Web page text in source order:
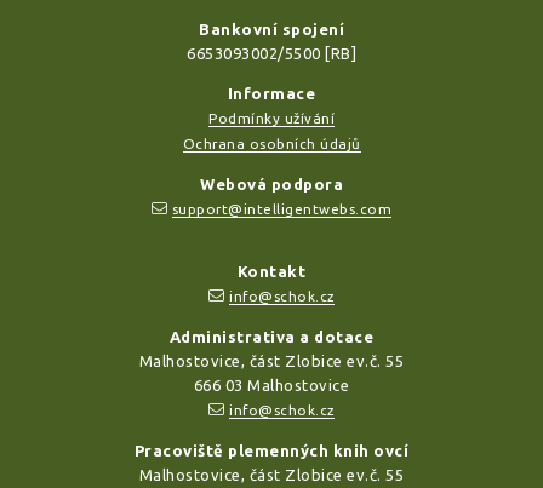
Bankovní spojení
6653093002/5500 [RB]
Informace
Podmínky užívání
Ochrana osobních údajů
Webová podpora
support@intelligentwebs.com
Kontakt
info@schok.cz
Administrativa a dotace
Malhostovice, část Zlobice ev.č. 55
666 03 Malhostovice
info@schok.cz
Pracoviště plemenných knih ovcí
Malhostovice, část Zlobice ev.č. 55